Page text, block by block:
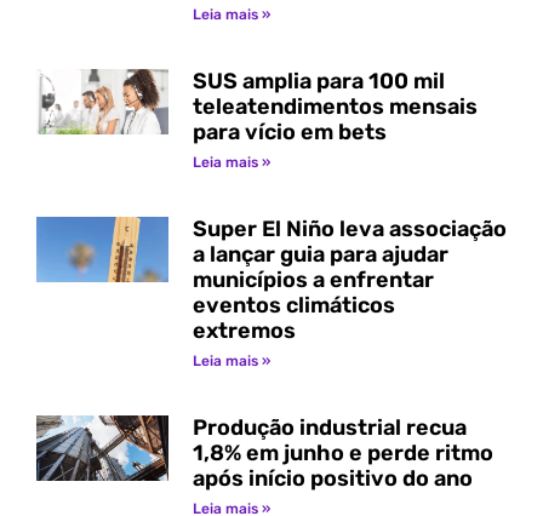
Leia mais »
SUS amplia para 100 mil
teleatendimentos mensais
para vício em bets
Leia mais »
Super El Niño leva associação
a lançar guia para ajudar
municípios a enfrentar
eventos climáticos
extremos
Leia mais »
Produção industrial recua
1,8% em junho e perde ritmo
após início positivo do ano
Leia mais »